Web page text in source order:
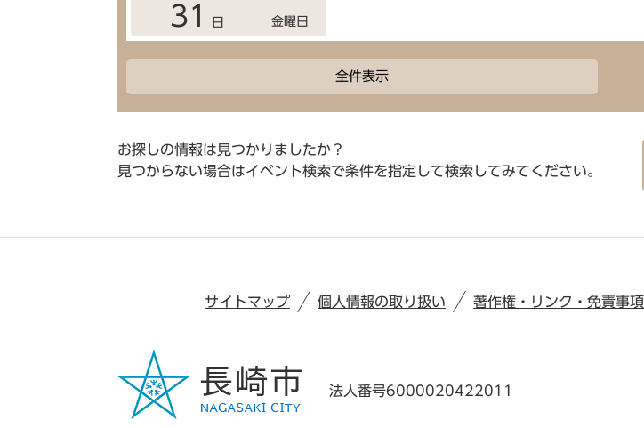
31 日 金曜日
全件表示
お探しの情報は見つかりましたか？
見つからない場合はイベント検索で条件を指定して検索してみてください。
サイトマップ 個人情報の取り扱い 著作権・リンク・免責事項
法人番号6000020422011